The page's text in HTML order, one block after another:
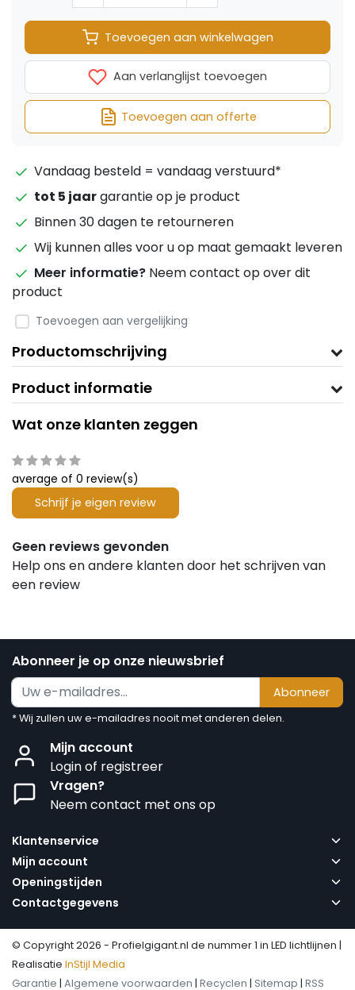
Toevoegen aan winkelwagen
Aan verlanglijst toevoegen
Toevoegen aan offerte
Vandaag besteld = vandaag verstuurd*
tot 5 jaargarantie op je product
Binnen 30 dagen te retourneren
Wij kunnen alles voor u op maat gemaakt leveren
Meer informatie? Neem contact op over dit
product
Toevoegen aan vergelijking
Productomschrijving
Product informatie
Wat onze klanten zeggen
average of 0 review(s)
Schrijf je eigen review
Geen reviews gevonden
Help ons en andere klanten door het schrijven van
een review
Abonneer je op onze nieuwsbrief
Abonneer
* Wij zullen uw e-mailadres nooit met anderen delen.
Mijn account
Login of registreer
Vragen?
Neem contact met ons op
Klantenservice
Mijn account
Openingstijden
Contactgegevens
© Copyright 2026 - Profielgigant.nl de nummer 1 in LED lichtlijnen |
Realisatie InStijl Media
Garantie | Algemene voorwaarden | Recyclen | Sitemap | RSS